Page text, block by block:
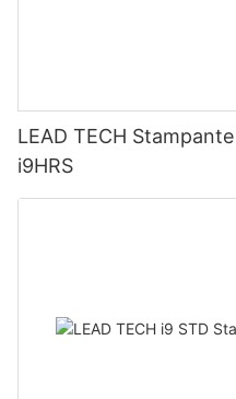
LEAD TECH
i9HRS